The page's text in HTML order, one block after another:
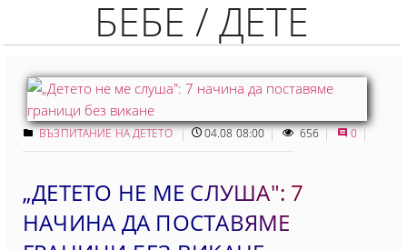
БЕБЕ / ДЕТЕ
ВЪЗПИТАНИЕ НА ДЕТЕТО 04.08 08:00 656 0
„ДЕТЕТО НЕ МЕ СЛУША": 7
НАЧИНА ДА ПОСТАВЯМЕ